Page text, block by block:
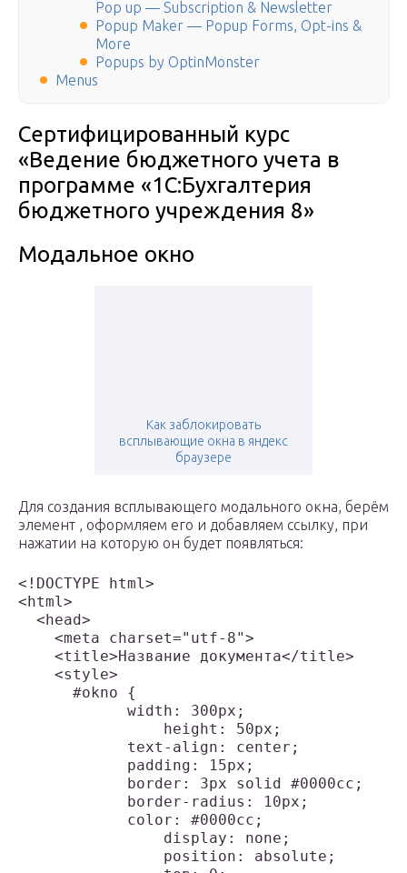
Pop up — Subscription & Newsletter
Popup Maker — Popup Forms, Opt-ins &
More
Popups by OptinMonster
Menus
Сертифицированный курс
«Ведение бюджетного учета в
программе «1С:Бухгалтерия
бюджетного учреждения 8»
Модальное окно
Как заблокировать
всплывающие окна в яндекс
браузере
Для создания всплывающего модального окна, берём
элемент , оформляем его и добавляем ссылку, при
нажатии на которую он будет появляться:
<!DOCTYPE html>
<html>
  <head>
    <meta charset="utf-8">
    <title>Название документа</title>
    <style>
      #okno {